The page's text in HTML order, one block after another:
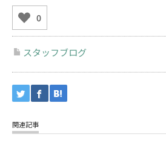
0
スタッフブログ
関連記事